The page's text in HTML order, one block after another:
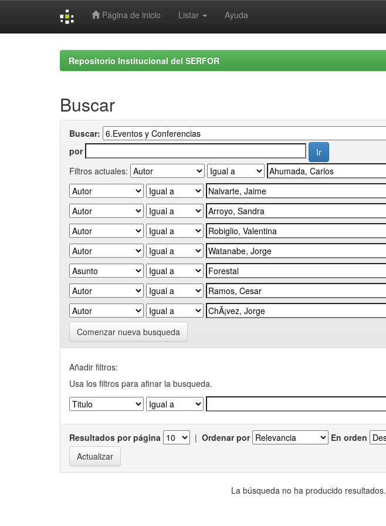
Página de inicio Listar Ayuda
Repositorio Institucional del SERFOR
Buscar
Buscar:
por
Filtros actuales:
Comenzar nueva busqueda
Añadir filtros:
Usa los filtros para afinar la busqueda.
Resultados por página | Ordenar por En orden
La búsqueda no ha producido resultados.